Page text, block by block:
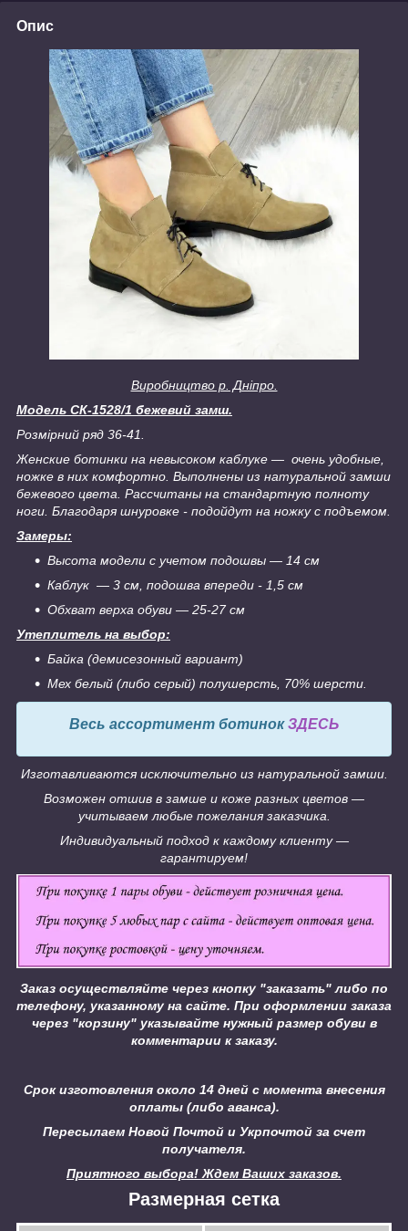
Опис
Виробництво р. Дніпро.
Модель СК-1528/1 бежевий замш.
Розмірний ряд 36-41.
Женские ботинки на невысоком каблуке ― очень удобные,
ножке в них комфортно. Выполнены из натуральной замши
бежевого цвета. Рассчитаны на стандартную полноту
ноги. Благодаря шнуровке - подойдут на ножку с подъемом.
Замеры:
Высота модели с учетом подошвы ― 14 см
Каблук ― 3 см, подошва впереди - 1,5 см
Обхват верха обуви ― 25-27 см
Утеплитель на выбор:
Байка (демисезонный вариант)
Мех белый (либо серый) полушерсть, 70% шерсти.
Весь ассортимент ботинокЗДЕСЬ
Изготавливаются исключительно из натуральной замши.
Возможен отшив в замше и коже разных цветов ―
учитываем любые пожелания заказчика.
Индивидуальный подход к каждому клиенту ―
гарантируем!
Заказ осуществляйте через кнопку "заказать" либо по
телефону, указанному на сайте. При оформлении заказа
через "корзину" указывайте нужный размер обуви в
комментарии к заказу.
Срок изготовления около 14 дней с момента внесения
оплаты (либо аванса).
Пересылаем Новой Почтой и Укрпочтой за счет
получателя.
Приятного выбора! Ждем Ваших заказов.
Размерная сетка